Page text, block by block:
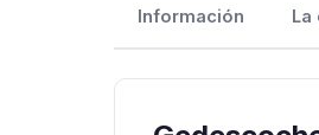
Información La